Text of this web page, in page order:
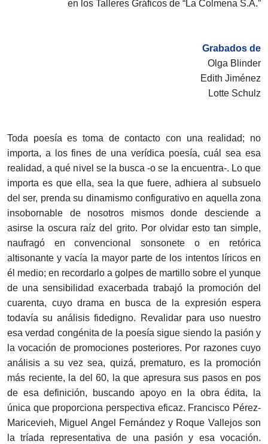
en los Talleres Gráficos de “La Colmena S.A.”
Grabados de
Olga Blinder
Edith Jiménez
Lotte Schulz
Toda poesía es toma de contacto con una realidad; no
importa, a los fines de una verídica poesía, cuál sea esa
realidad, a qué nivel se la busca -o se la encuentra-. Lo que
importa es que ella, sea la que fuere, adhiera al subsuelo
del ser, prenda su dinamismo configurativo en aquella zona
insobornable de nosotros mismos donde desciende a
asirse la oscura raíz del grito. Por olvidar esto tan simple,
naufragó en convencional sonsonete o en retórica
altisonante y vacía la mayor parte de los intentos líricos en
él medio; en recordarlo a golpes de martillo sobre el yunque
de una sensibilidad exacerbada trabajó la promoción del
cuarenta, cuyo drama en busca de la expresión espera
todavía su análisis fidedigno. Revalidar para uso nuestro
esa verdad congénita de la poesía sigue siendo la pasión y
la vocación de promociones posteriores. Por razones cuyo
análisis a su vez sea, quizá, prematuro, es la promoción
más reciente, la del 60, la que apresura sus pasos en pos
de esa definición, buscando apoyo en la obra édita, la
única que proporciona perspectiva eficaz. Francisco Pérez-
Maricevieh, Miguel Angel Fernández y Roque Vallejos son
la tríada representativa de una pasión y esa vocación.